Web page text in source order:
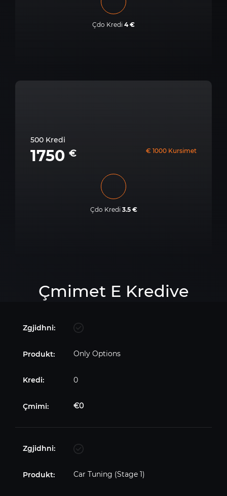
Çdo Kredi 4 €
500 Kredi
1750 € € 1000 Kursimet
Çdo Kredi 3.5 €
Çmimet E Kredive
Only Options
0
€0
Car Tuning (Stage 1)